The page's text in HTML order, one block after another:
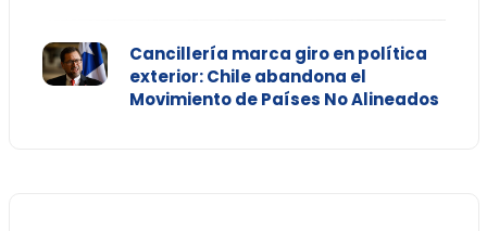
Cancillería marca giro en política
exterior: Chile abandona el
Movimiento de Países No Alineados